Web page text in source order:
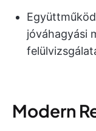
jóváhagyási
Modern